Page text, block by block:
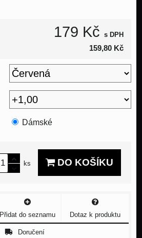
179 Kč s DPH
159,80 Kč
Dámské
ks DO KOŠÍKU
Přidat do seznamu Dotaz k produktu
Doručení